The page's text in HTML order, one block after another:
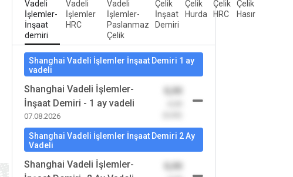
Vadeli
İşlemler-
İnşaat
demiri
Vadeli
İşlemler
HRC
Vadeli
İşlemler-
Paslanmaz
Çelik
Çelik
İnşaat
Demiri
Çelik
Hurda
Çelik
HRC
Çelik
Hasır
Shanghai Vadeli İşlemler İnşaat Demiri 1 ay
vadeli
Shanghai Vadeli İşlemler-
İnşaat Demiri - 1 ay vadeli
07.08.2026
0,00
Shanghai Vadeli İşlemler İnşaat Demiri 2 Ay
Vadeli
Shanghai Vadeli İşlemler-
0,00